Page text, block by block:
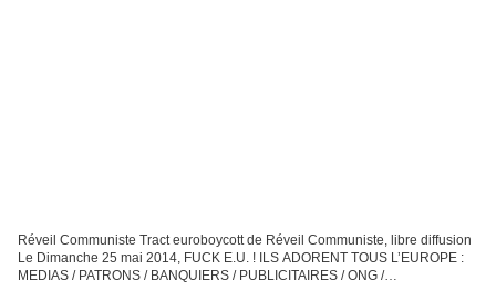
Réveil Communiste Tract euroboycott de Réveil Communiste, libre diffusion
Le Dimanche 25 mai 2014, FUCK E.U. ! ILS ADORENT TOUS L’EUROPE :
MEDIAS / PATRONS / BANQUIERS / PUBLICITAIRES / ONG /